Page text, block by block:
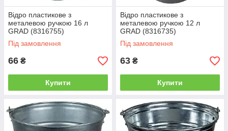
Відро пластикове з
металевою ручкою 16 л
GRAD (8316755)
Під замовлення
66 ₴
Купити
Відро пластикове з
металевою ручкою 12 л
GRAD (8316735)
Під замовлення
63 ₴
Купити